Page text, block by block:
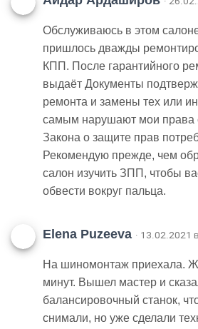
Обслуживаюсь в этом
пришлось дважды
КПП. После гарантийного
выдаёт Документы
ремонта и замены тех или
самым нарушают мои права
Закона о защите прав
Рекомендую прежде, чем
салон изучить ЗПП, чтобы
обвести вокруг пальца.
Elena Puzeeva · 13.02.2021
На шиномонтаж приехала.
минут. Вышел мастер и
балансировочный станок,
снимали, но уже сделали